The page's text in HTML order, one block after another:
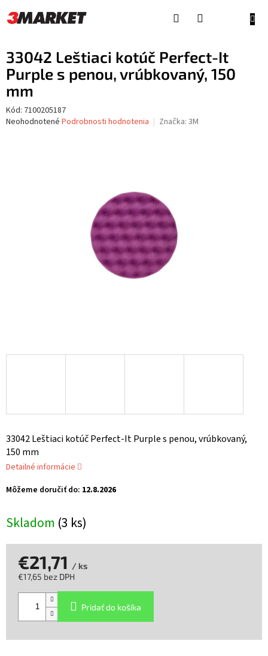
na
obsah
33042 Leštiaci kotúč Perfect-It
Purple s penou, vrúbkovaný, 150
mm
Kód: 7100205187
Priemerné
Neohodnotené Podrobnosti hodnotenia Značka: 3M
Skladom (3 ks)
Môžeme doručiť do: 12.8.2026
33042 Leštiaci kotúč Perfect-It Purple s penou, vrúbkovaný,
150 mm
Detailné informácie
€21,71 / ks
€17,65 bez DPH
Pridať do košíka